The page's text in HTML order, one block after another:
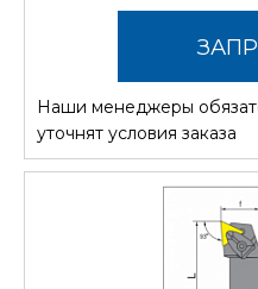
Наши менеджеры
уточнят условия заказа